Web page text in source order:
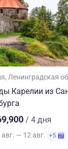
Ленинградская
Карелии из
/ 4 дня
авг. — 12 авг. +5